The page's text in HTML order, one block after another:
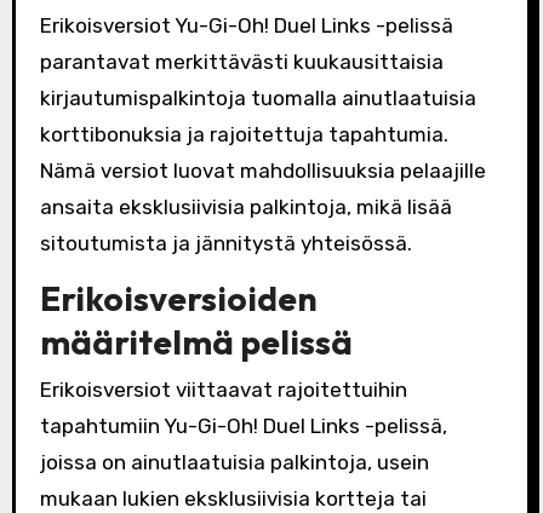
Erikoisversiot Yu-Gi-Oh! Duel Links -pelissä
parantavat merkittävästi kuukausittaisia
kirjautumispalkintoja tuomalla ainutlaatuisia
korttibonuksia ja rajoitettuja tapahtumia.
Nämä versiot luovat mahdollisuuksia pelaajille
ansaita eksklusiivisia palkintoja, mikä lisää
sitoutumista ja jännitystä yhteisössä.
Erikoisversioiden
määritelmä pelissä
Erikoisversiot viittaavat rajoitettuihin
tapahtumiin Yu-Gi-Oh! Duel Links -pelissä,
joissa on ainutlaatuisia palkintoja, usein
mukaan lukien eksklusiivisia kortteja tai